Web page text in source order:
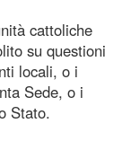
cattoliche
su questioni
locali, o i
Sede, o i
Stato.